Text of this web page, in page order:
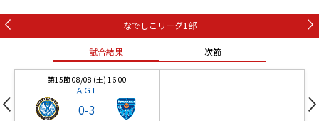
なでしこリーグ1部
試合結果 次節
第15節 08/08 (土) 16:00
ＡＧＦ
0-3